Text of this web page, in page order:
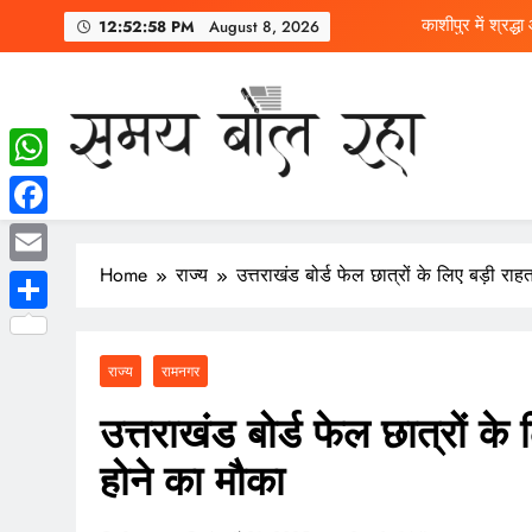
12:52:59 PM August 8, 2026
SAMAY BOL RAHA
Samay Bol Raha is your trusted Hindi news website,
Home राज्य उत्तराखंड बोर्ड फेल छात्रों के लिए बड़ी
राज्य रामनगर
उत्तराखंड बोर्ड फेल छात्रों के
होने का मौका
WhatsApp
Facebook
Email
Share